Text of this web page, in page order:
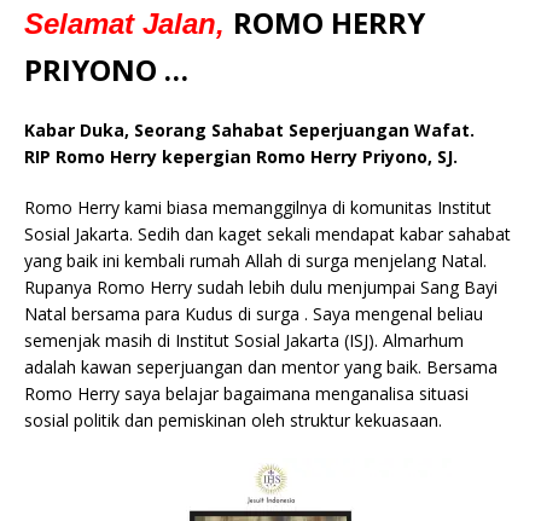
c
e
b
o
o
k
it
te
ai
l
at
A
p
p
Li
n
k e y
e n
g
e
r
Selamat Jalan, ROMO HERRY
PRIYONO …
Kabar Duka, Seorang Sahabat Seperjuangan Wafat.
RIP Romo Herry kepergian Romo Herry Priyono, SJ.
Romo Herry kami biasa memanggilnya di komunitas Institut
Sosial Jakarta. Sedih dan kaget sekali mendapat kabar sahabat
yang baik ini kembali rumah Allah di surga menjelang Natal.
Rupanya Romo Herry sudah lebih dulu menjumpai Sang Bayi
Natal bersama para Kudus di surga . Saya mengenal beliau
semenjak masih di Institut Sosial Jakarta (ISJ). Almarhum
adalah kawan seperjuangan dan mentor yang baik. Bersama
Romo Herry saya belajar bagaimana menganalisa situasi
sosial politik dan pemiskinan oleh struktur kekuasaan.